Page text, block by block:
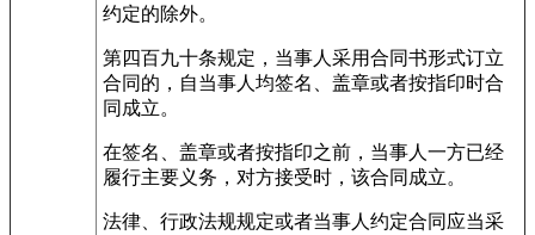
约定的除外。
第四百九十条规定，当事人采用合同书形式订立
合同的，自当事人均签名、盖章或者按指印时合
同成立。
在签名、盖章或者按指印之前，当事人一方已经
履行主要义务，对方接受时，该合同成立。
法律、行政法规规定或者当事人约定合同应当采